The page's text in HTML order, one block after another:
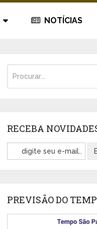
NOTÍCIAS
RECEBA
PREVISÃO DO